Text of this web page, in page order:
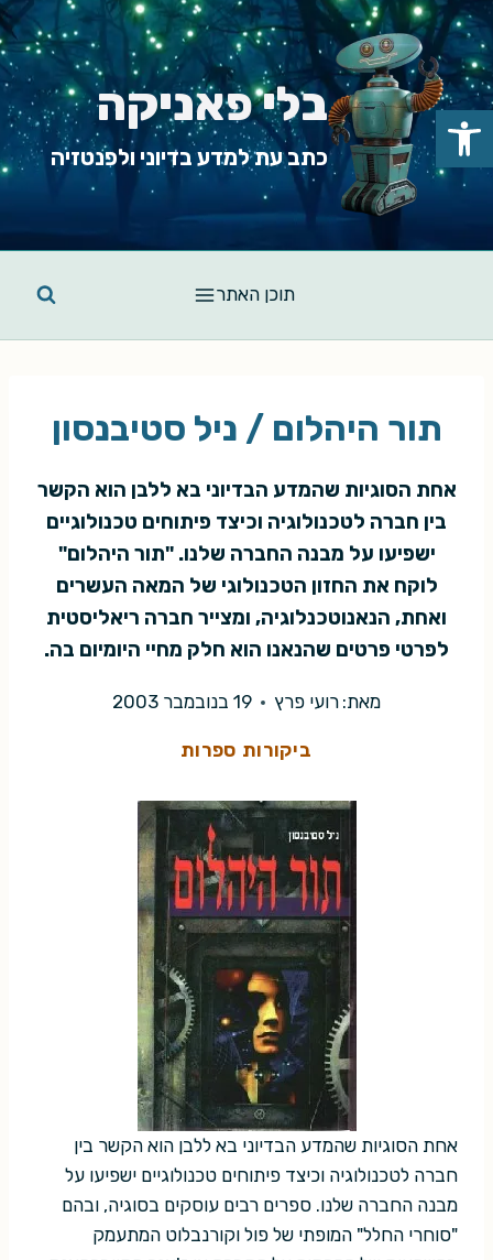
Skip
to
content
בלי פאניקה
כתב עת למדע בדיוני ולפנטזיה
תוכן האתר
תור היהלום / ניל סטיבנסון
אחת הסוגיות שהמדע הבדיוני בא ללבן הוא הקשר
בין חברה לטכנולוגיה וכיצד פיתוחים טכנולוגיים
ישפיעו על מבנה החברה שלנו. "תור היהלום"
לוקח את החזון הטכנולוגי של המאה העשרים
ואחת, הנאנוטכנלוגיה, ומצייר חברה ריאליסטית
לפרטי פרטים שהנאנו הוא חלק מחיי היומיום בה.
מאת: רועי פרץ 19 בנובמבר 2003
ביקורות ספרות
אחת הסוגיות שהמדע הבדיוני בא ללבן הוא הקשר בין
חברה לטכנולוגיה וכיצד פיתוחים טכנולוגיים ישפיעו על
מבנה החברה שלנו. ספרים רבים עוסקים בסוגיה, ובהם
"סוחרי החלל" המופתי של פול וקורנבלוט המתעמק
פתח סרגל נגישות